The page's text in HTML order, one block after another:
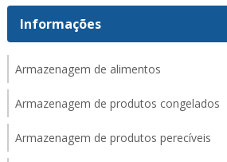
Informações
Armazenagem de alimentos
Armazenagem de produtos congelados
Armazenagem de produtos perecíveis